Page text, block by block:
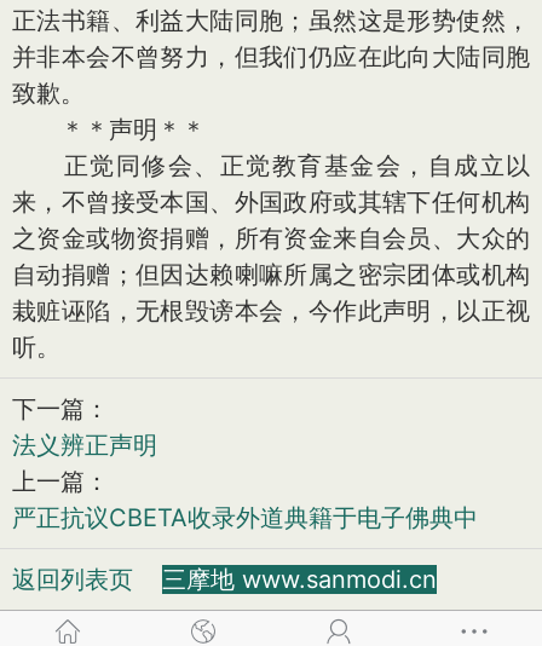
正法书籍、利益大陆同胞；虽然这是形势使然，
并非本会不曾努力，但我们仍应在此向大陆同胞
致歉。
＊＊声明＊＊
正觉同修会、正觉教育基金会，自成立以
来，不曾接受本国、外国政府或其辖下任何机构
之资金或物资捐赠，所有资金来自会员、大众的
自动捐赠；但因达赖喇嘛所属之密宗团体或机构
栽赃诬陷，无根毁谤本会，今作此声明，以正视
听。
下一篇：
法义辨正声明
上一篇：
严正抗议CBETA收录外道典籍于电子佛典中
返回列表页 三摩地 www.sanmodi.cn